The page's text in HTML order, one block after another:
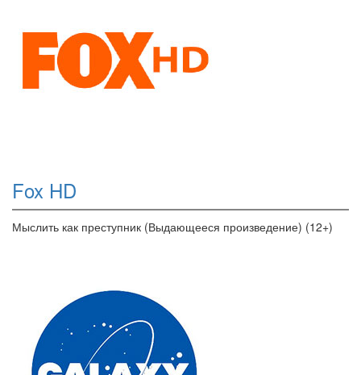
Fox HD
Мыслить как преступник (Выдающееся произведение) (12+)